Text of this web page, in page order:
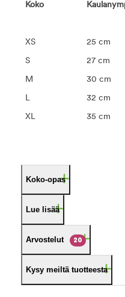
Koko
XS 25 cm
S 27 cm
M 30 cm
L 32 cm
XL 35 cm
Koko-opas
Lue lisää
Arvostelut 20
Kysy meiltä tuotteesta